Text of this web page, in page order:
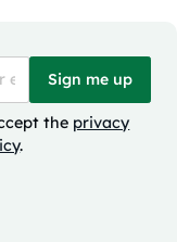
Sign me up
the privacy
.